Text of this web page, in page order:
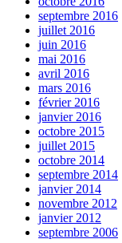
septembre 2016
juillet 2016
juin 2016
mai 2016
avril 2016
mars 2016
février 2016
janvier 2016
octobre 2015
juillet 2015
octobre 2014
septembre 2014
janvier 2014
novembre 2012
janvier 2012
septembre 2006